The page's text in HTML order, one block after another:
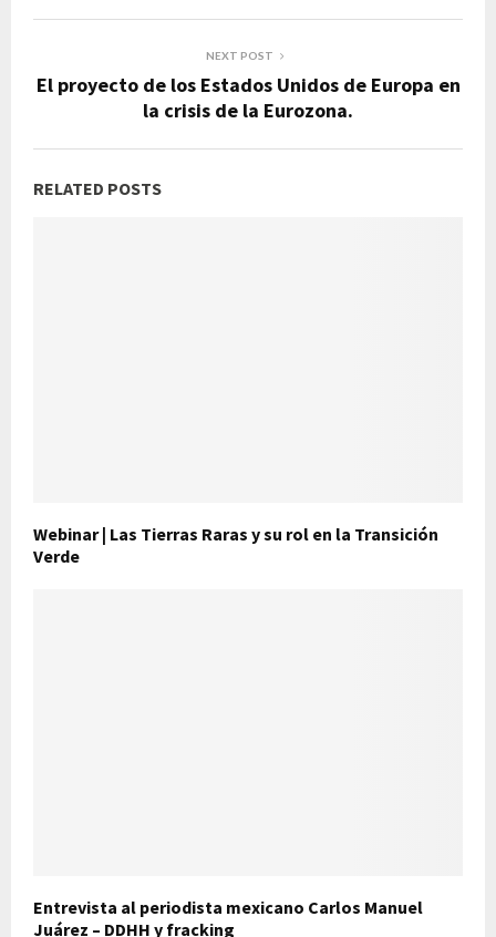
NEXT POST
El proyecto de los Estados Unidos de Europa en
la crisis de la Eurozona.
RELATED POSTS
Webinar | Las Tierras Raras y su rol en la Transición
Verde
Entrevista al periodista mexicano Carlos Manuel
Juárez – DDHH y fracking